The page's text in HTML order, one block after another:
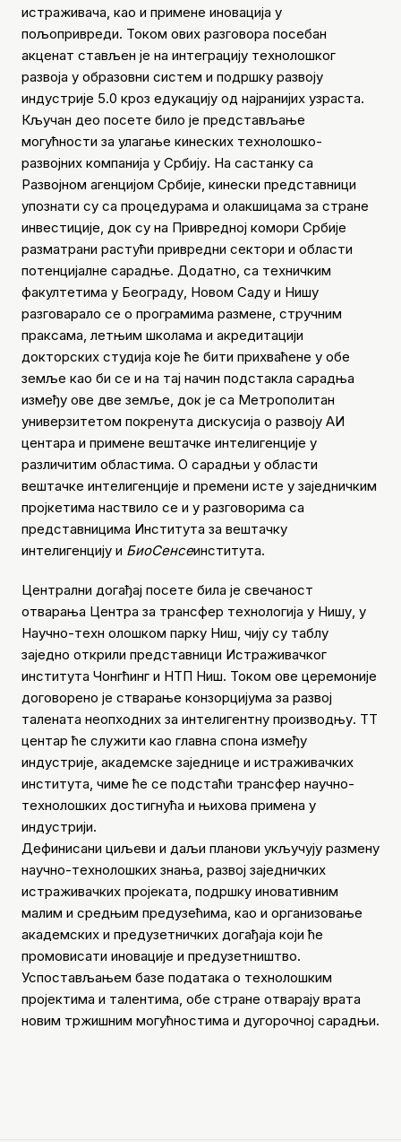
истраживача, као и примене иновација у
пољопривреди. Током ових разговора посебан
акценат стављен је на интеграцију технолошког
развоја у образовни систем и подршку развоју
индустрије 5.0 кроз едукацију од најранијих узраста.
Кључан део посете било је представљање
могућности за улагање кинеских технолошко-
развојних компанија у Србију. На састанку са
Развојном агенцијом Србије, кинески представници
упознати су са процедурама и олакшицама за стране
инвестиције, док су на Привредној комори Србије
разматрани растући привредни сектори и области
потенцијалне сарадње. Додатно, са техничким
факултетима у Београду, Новом Саду и Нишу
разговарало се о програмима размене, стручним
праксама, летњим школама и акредитацији
докторских студија које ће бити прихваћене у обе
земље као би се и на тај начин подстакла сарадња
између ове две земље, док је са Метрополитан
универзитетом покренута дискусија о развоју АИ
центара и примене вештачке интелигенције у
различитим областима. О сарадњи у области
вештачке интелигенције и премени исте у заједничким
пројкетима наствило се и у разговорима са
представницима Института за вештачку
интелигенцију и БиоСенсеинститута.
Централни догађај посете била је свечаност
отварања Центра за трансфер технологија у Нишу, у
Научно-техн олошком парку Ниш, чију су таблу
заједно открили представници Истраживачког
института Чонгћинг и НТП Ниш. Током ове церемоније
договорено је стварање конзорцијума за развој
талената неопходних за интелигентну производњу. ТТ
центар ће служити као главна спона између
индустрије, академске заједнице и истраживачких
института, чиме ће се подстаћи трансфер научно-
технолошких достигнућа и њихова примена у
индустрији.
Дефинисани циљеви и даљи планови укључују размену
научно-технолошких знања, развој заједничких
истраживачких пројеката, подршку иновативним
малим и средњим предузећима, као и организовање
академских и предузетничких догађаја који ће
промовисати иновације и предузетништво.
Успостављањем базе података о технолошким
пројектима и талентима, обе стране отварају врата
новим тржишним могућностима и дугорочној сарадњи.